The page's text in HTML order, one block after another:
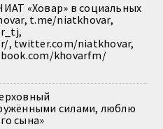
«Ховар» в социальных
t.me/niatkhovar,
, twitter.com/niatkhovar,
khovarfm/
силами, люблю
сына»